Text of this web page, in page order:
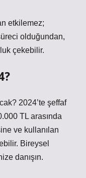
etkilemez;
olduğundan,
çekebilir.
2024’te şeffaf
TL arasında
ve kullanılan
Bireysel
danışın.